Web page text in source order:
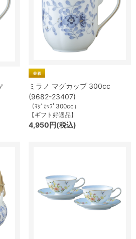
ミラノ マグカップ 300cc
(9682-23407)
（ﾏｸﾞｶｯﾌﾟ300cc）
【ギフト好適品】
4,950円(税込)